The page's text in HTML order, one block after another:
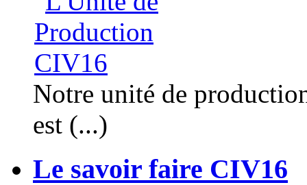
Notre unité de
est (...)
Le savoir faire CIV16